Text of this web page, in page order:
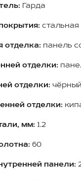
Гарда
стальная
отделка: панель
отделки:
отделки:
отделки:
мм: 1.2
60
панели: